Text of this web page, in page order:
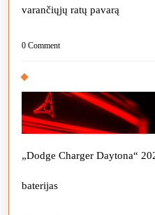
varančiųjų ratų pavarą
0 Comment
„Dodge Charger Daytona“
baterijas